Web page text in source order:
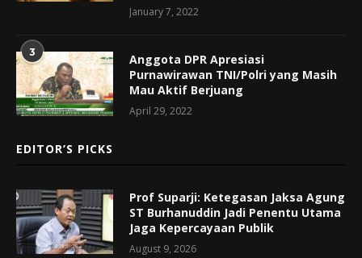
January 7, 2022
3
Anggota DPR Apresiasi
Purnawirawan TNI/Polri yang Masih
Mau Aktif Berjuang
April 29, 2022
EDITOR’S PICKS
Prof Suparji: Ketegasan Jaksa Agung
ST Burhanuddin Jadi Penentu Utama
Jaga Kepercayaan Publik
August 9, 2026